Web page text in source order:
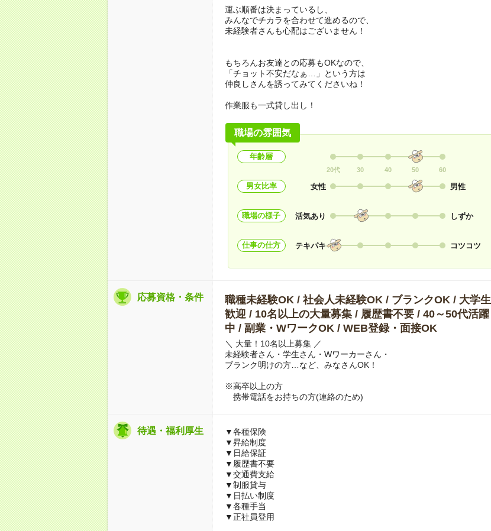
運ぶ順番は決まっているし、
みんなでチカラを合わせて進めるので、
未経験者さんも心配はございません！
もちろんお友達との応募もOKなので、
「チョット不安だなぁ…」という方は
仲良しさんを誘ってみてくださいね！
作業服も一式貸し出し！
職場の雰囲気
年齢層
20代 30 40 50 60
男女比率 女性 男性
職場の様子 活気あり しずか
仕事の仕方 テキパキ コツコツ
応募資格・条件
職種未経験OK / 社会人未経験OK / ブランクOK / 大学生
歓迎 / 10名以上の大量募集 / 履歴書不要 / 40～50代活躍
中 / 副業・WワークOK / WEB登録・面接OK
＼ 大量！10名以上募集 ／
未経験者さん・学生さん・Wワーカーさん・
ブランク明けの方…など、みなさんOK！
※高卒以上の方
携帯電話をお持ちの方(連絡のため)
待遇・福利厚生
▼各種保険
▼昇給制度
▼日給保証
▼履歴書不要
▼交通費支給
▼制服貸与
▼日払い制度
▼各種手当
▼正社員登用